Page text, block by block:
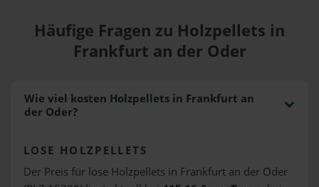
Häufige Fragen zu Holzpellets in
Frankfurt an der Oder
Wie viel kosten Holzpellets in Frankfurt an
der Oder?
LOSE HOLZPELLETS
Der Preis für lose Holzpellets in Frankfurt an der Oder